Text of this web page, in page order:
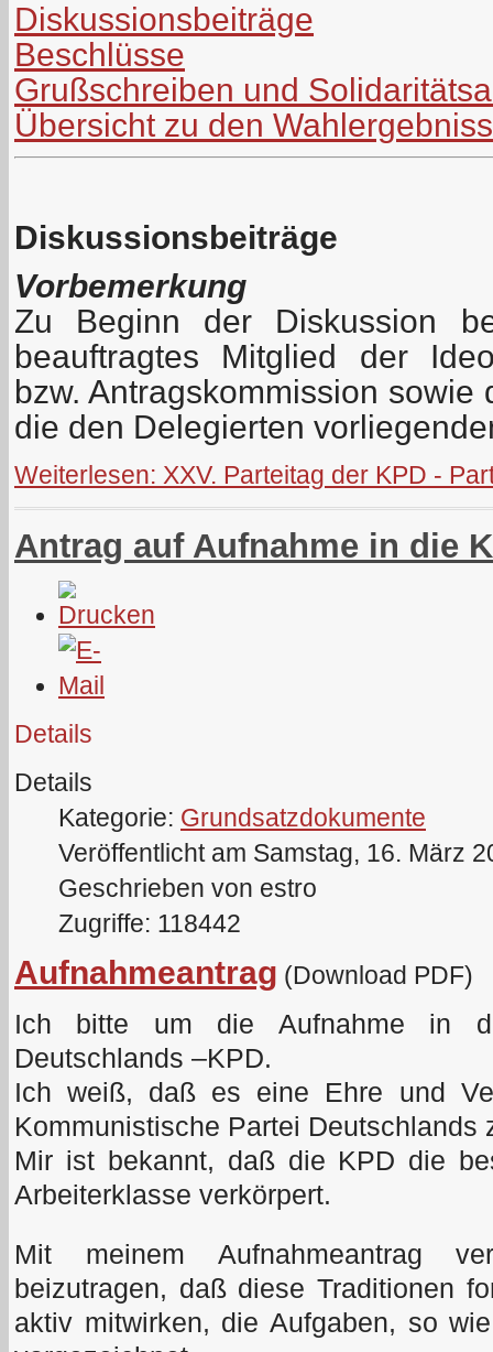
Diskussionsbeiträge
Beschlüsse
Grußschreiben und
Übersicht zu den
Diskussionsbeiträge
Vorbemerkung
Zu Beginn der Diskussion
beauftragtes Mitglied der
bzw. Antragskommission
die den Delegierten
Weiterlesen: XXV. Parteitag der KPD -
Antrag auf Aufnahme in die
Details
Details
Kategorie: Grundsatzdokumente
Veröffentlicht am Samstag, 16. März
Geschrieben von estro
Zugriffe: 118442
Aufnahmeantrag (Download PDF)
Ich bitte um die Aufnahme in
Deutschlands –KPD.
Ich weiß, daß es eine Ehre und
Kommunistische Partei Deutschlands
Mir ist bekannt, daß die KPD die
Arbeiterklasse verkörpert.
Mit meinem Aufnahmeantrag
beizutragen, daß diese Traditionen
aktiv mitwirken, die Aufgaben, so